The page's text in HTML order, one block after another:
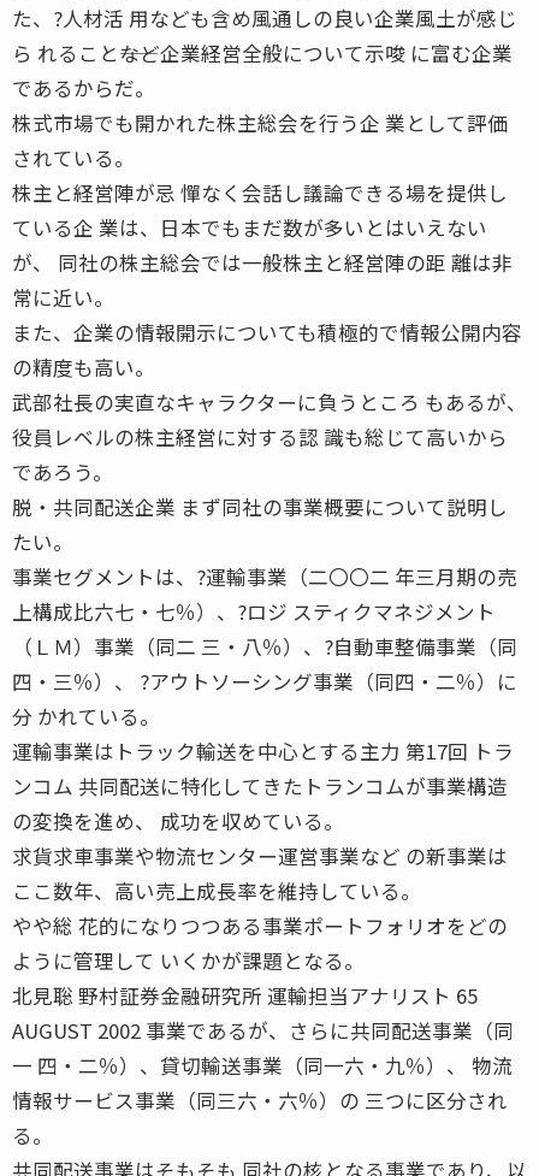
た、?人材活 用なども含め風通しの良い企業風土が感じ
ら れること――など企業経営全般について示唆 に富む企業
であるからだ。
株式市場でも開かれた株主総会を行う企 業として評価
されている。
株主と経営陣が忌 憚なく会話し議論できる場を提供し
ている企 業は、日本でもまだ数が多いとはいえない
が、 同社の株主総会では一般株主と経営陣の距 離は非
常に近い。
また、企業の情報開示についても積極的で情報公開内容
の精度も高い。
武部社長の実直なキャラクターに負うところ もあるが、
役員レベルの株主経営に対する認 識も総じて高いから
であろう。
脱・共同配送企業 まず同社の事業概要について説明し
たい。
事業セグメントは、?運輸事業（二〇〇二 年三月期の売
上構成比六七・七％）、?ロジ スティクマネジメント
（ＬＭ）事業（同二 三・八％）、?自動車整備事業（同
四・三％）、 ?アウトソーシング事業（同四・二％）に
分 かれている。
運輸事業はトラック輸送を中心とする主力 第17回 トラ
ンコム 共同配送に特化してきたトランコムが事業構造
の変換を進め、 成功を収めている。
求貨求車事業や物流センター運営事業など の新事業は
ここ数年、高い売上成長率を維持している。
やや総 花的になりつつある事業ポートフォリオをどの
ように管理して いくかが課題となる。
北見聡 野村証券金融研究所 運輸担当アナリスト 65
AUGUST 2002 事業であるが、さらに共同配送事業（同
一 四・二％）、貸切輸送事業（同一六・九％）、 物流
情報サービス事業（同三六・六％）の 三つに区分され
る。
共同配送事業はそもそも 同社の核となる事業であり、以